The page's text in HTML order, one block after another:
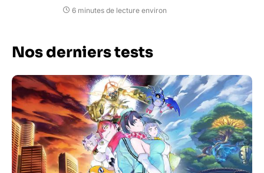
6 minutes de lecture environ
Nos derniers tests